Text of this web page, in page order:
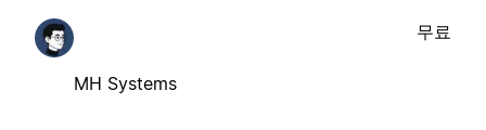
MH Systems
무료